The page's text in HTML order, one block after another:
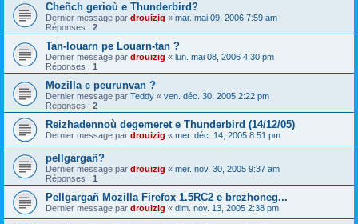
Cheñch gerioù e Thunderbird?
Dernier message par drouizig « mar. mai 09, 2006 7:59 am
Réponses : 2
Tan-louarn pe Louarn-tan ?
Dernier message par drouizig « lun. mai 08, 2006 4:30 pm
Réponses : 1
Mozilla e peurunvan ?
Dernier message par Teddy « ven. déc. 30, 2005 2:22 pm
Réponses : 2
Reizhadennoù degemeret e Thunderbird (14/12/05)
Dernier message par drouizig « mer. déc. 14, 2005 8:51 pm
pellgargañ?
Dernier message par drouizig « mer. nov. 30, 2005 9:37 am
Réponses : 1
Pellgargañ Mozilla Firefox 1.5RC2 e brezhoneg...
Dernier message par drouizig « dim. nov. 13, 2005 2:38 pm